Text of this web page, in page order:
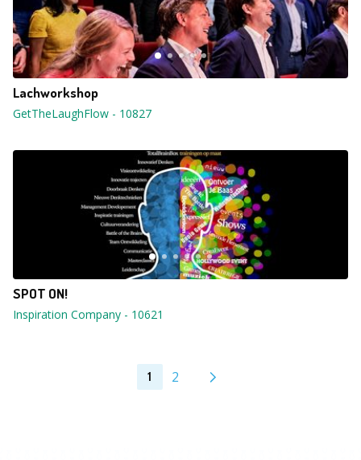
Lachworkshop
GetTheLaughFlow - 10827
SPOT ON!
Inspiration Company - 10621
1 2